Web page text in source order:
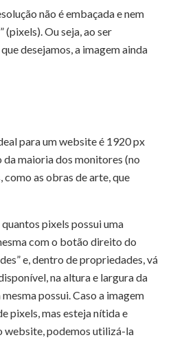
não é embaçada e nem
(pixels). Ou seja, ao ser
desejamos, a imagem ainda
para um website é 1920 px
da maioria dos monitores (no
como as obras de arte, que
pixels possui uma
com o botão direito do
e, dentro de propriedades, vá
na altura e largura da
possui. Caso a imagem
pixels, mas esteja nítida e
website, podemos utilizá-la